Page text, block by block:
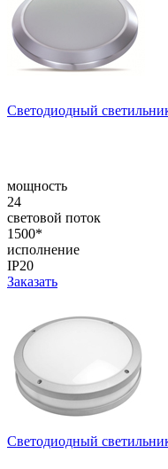
Светодиодный
мощность
24
световой поток
1500*
исполнение
IP20
Заказать
Светодиодный